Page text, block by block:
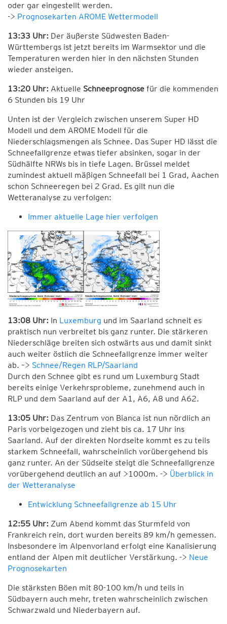
oder gar eingestellt werden.
-> Prognosekarten AROME Wettermodell
13:33 Uhr: Der äußerste Südwesten Baden-
Württembergs ist jetzt bereits im Warmsektor und die
Temperaturen werden hier in den nächsten Stunden
wieder ansteigen.
13:20 Uhr: Aktuelle Schneeprognose für die kommenden
6 Stunden bis 19 Uhr
Unten ist der Vergleich zwischen unserem Super HD
Modell und dem AROME Modell für die
Niederschlagsmengen als Schnee. Das Super HD lässt die
Schneefallgrenze etwas tiefer absinken, sogar in der
Südhälfte NRWs bis in tiefe Lagen. Brüssel meldet
zumindest aktuell mäßigen Schneefall bei 1 Grad, Aachen
schon Schneeregen bei 2 Grad. Es gilt nun die
Wetteranalyse zu verfolgen:
Immer aktuelle Lage hier verfolgen
13:08 Uhr: In Luxemburg und im Saarland schneit es
praktisch nun verbreitet bis ganz runter. Die stärkeren
Niederschläge breiten sich ostwärts aus und damit sinkt
auch weiter östlich die Schneefallgrenze immer weiter
ab. –> Schnee/Regen RLP/Saarland
Durch den Schnee gibt es rund um Luxemburg Stadt
bereits einige Verkehrsprobleme, zunehmend auch in
RLP und dem Saarland auf der A1, A6, A8 und A62.
13:05 Uhr: Das Zentrum von Bianca ist nun nördlich an
Paris vorbeigezogen und zieht bis ca. 17 Uhr ins
Saarland. Auf der direkten Nordseite kommt es zu teils
starkem Schneefall, wahrscheinlich vorübergehend bis
ganz runter. An der Südseite steigt die Schneefallgrenze
vorübergehend deutlich an auf >1000m. -> Überblick in
der Wetteranalyse
Entwicklung Schneefallgrenze ab 15 Uhr
12:55 Uhr: Zum Abend kommt das Sturmfeld von
Frankreich rein, dort wurden bereits 89 km/h gemessen.
Insbesondere im Alpenvorland erfolgt eine Kanalisierung
entland der Alpen mit deutlicher Verstärkung. -> Neue
Prognosekarten
Die stärksten Böen mit 80-100 km/h und teils in
Südbayern auch mehr, treten wahrscheinlich zwischen
Schwarzwald und Niederbayern auf.